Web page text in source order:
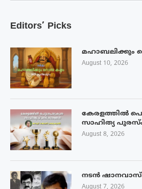
Editors’ Picks
മഹാബലിക്കും
August 10, 2026
കേരളത്തിൽ
സാഹിത്യ
August 8, 2026
നടൻ
August 7, 2026